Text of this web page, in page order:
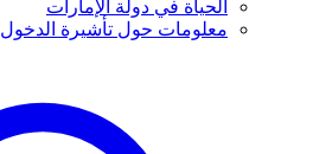
الحياة في دولة الإمارات
معلومات حول تأشيرة الدخول